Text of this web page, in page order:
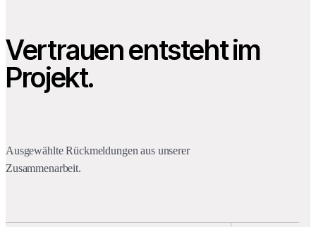
Vertrauen entsteht im
Projekt.
Ausgewählte Rückmeldungen aus unserer
Zusammenarbeit.